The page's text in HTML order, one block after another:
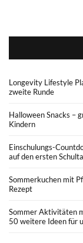
Longevity Lifestyle
zweite Runde
Halloween Snacks –
Kindern
Einschulungs-
auf den ersten
Sommerkuchen mit
Rezept
Sommer Aktivitäten
50 weitere Ideen für